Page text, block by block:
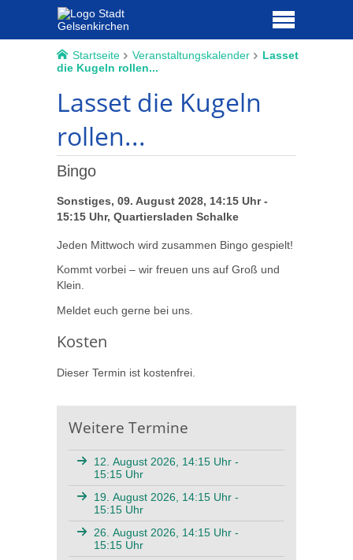
Startseite Veranstaltungskalender
Lasset
die Kugeln rollen...
Lasset die Kugeln
rollen...
Bingo
Sonstiges, 09. August 2028, 14:15 Uhr -
15:15 Uhr, Quartiersladen Schalke
Jeden Mittwoch wird zusammen Bingo gespielt!
Kommt vorbei – wir freuen uns auf Groß und
Klein.
Meldet euch gerne bei uns.
Kosten
Dieser Termin ist kostenfrei.
Weitere Termine
12. August 2026, 14:15 Uhr -
15:15 Uhr
19. August 2026, 14:15 Uhr -
15:15 Uhr
26. August 2026, 14:15 Uhr -
15:15 Uhr